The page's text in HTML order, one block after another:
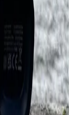
performansı,
Kullanıcılar,
ve markayı
Kulaklıkların
tasarım,
sağlayan bilgiler.